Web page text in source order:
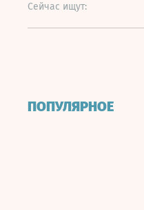
Сейчас ищут:
ПОПУЛЯРНОЕ